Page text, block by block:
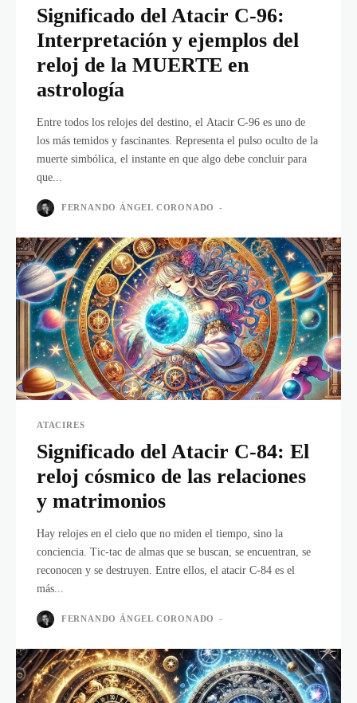
Significado del Atacir C-96:
Interpretación y ejemplos del
reloj de la MUERTE en
astrología
Entre todos los relojes del destino, el Atacir C-96 es uno de
los más temidos y fascinantes. Representa el pulso oculto de la
muerte simbólica, el instante en que algo debe concluir para
que...
FERNANDO ÁNGEL CORONADO -
ATACIRES
Significado del Atacir C-84: El
reloj cósmico de las relaciones
y matrimonios
Hay relojes en el cielo que no miden el tiempo, sino la
conciencia. Tic-tac de almas que se buscan, se encuentran, se
reconocen y se destruyen. Entre ellos, el atacir C-84 es el
más...
FERNANDO ÁNGEL CORONADO -